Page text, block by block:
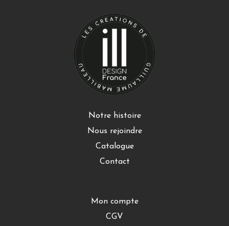
Notre histoire
Nous rejoindre
Catalogue
Contact
Mon compte
CGV